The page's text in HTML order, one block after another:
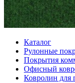
Каталог
Рулонные
Покрытия
Офисный
Ковролин для